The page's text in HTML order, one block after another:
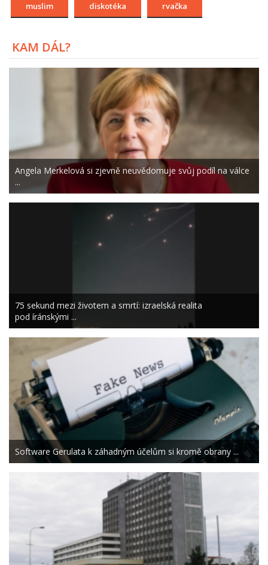
muslim diskotéka rvačka
KAM DÁL?
Angela Merkelová si zjevně neuvědomuje svůj podíl na válce
...
75 sekund mezi životem a smrtí: izraelská realita
pod íránskými ...
Software Gerulata k záhadným účelům si kromě obrany ...